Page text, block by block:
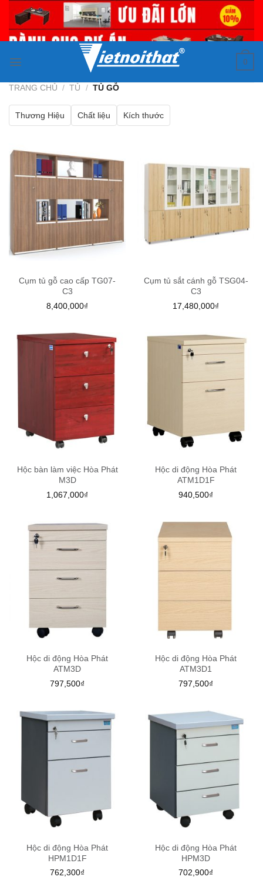
content
0
TRANG CHỦ / TỦ / TỦ GỖ
Thương Hiệu Chất liệu Kích thước
Cụm tủ gỗ cao cấp TG07-
C3
8,400,000₫
Cụm tủ sắt cánh gỗ TSG04-
C3
17,480,000₫
Hộc bàn làm việc Hòa Phát
M3D
1,067,000₫
Hộc di động Hòa Phát
ATM1D1F
940,500₫
Hộc di động Hòa Phát
ATM3D
797,500₫
Hộc di động Hòa Phát
ATM3D1
797,500₫
Hộc di động Hòa Phát
HPM1D1F
762,300₫
Hộc di động Hòa Phát
HPM3D
702,900₫